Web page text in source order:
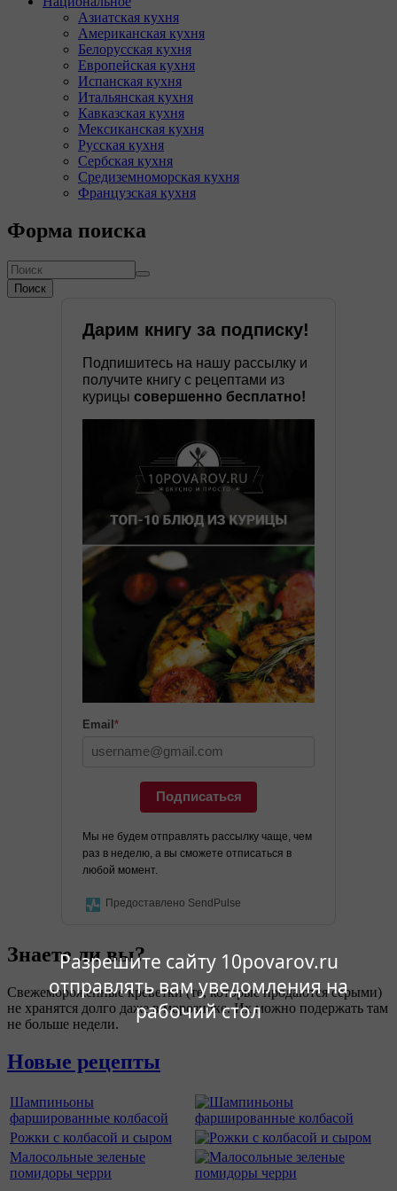
Разрешите сайту 10povarov.ru
отправлять вам уведомления на
рабочий стол
Азиатская кухня
Американская кухня
Белорусская кухня
Европейская кухня
Испанская кухня
Итальянская кухня
Кавказская кухня
Мексиканская кухня
Русская кухня
Сербская кухня
Средиземноморская кухня
Французская кухня
Форма поиска
Поиск
Дарим книгу за подписку!
Подпишитесь на нашу рассылку и
получите книгу с рецептами из
курицы совершенно бесплатно!
Email *
Подписаться
Мы не будем отправлять рассылку чаще, чем
раз в неделю, а вы сможете отписаться в
любой момент.
Предоставлено SendPulse
Знаете ли вы?
Свежемороженные креветки (те, которые продаются серыми)
не хранятся долго даже в морозилке. Их можно подержать там
не больше недели.
Новые рецепты
Шампиньоны
фаршированные колбасой
Рожки с колбасой и сыром
Малосольные зеленые
помидоры черри